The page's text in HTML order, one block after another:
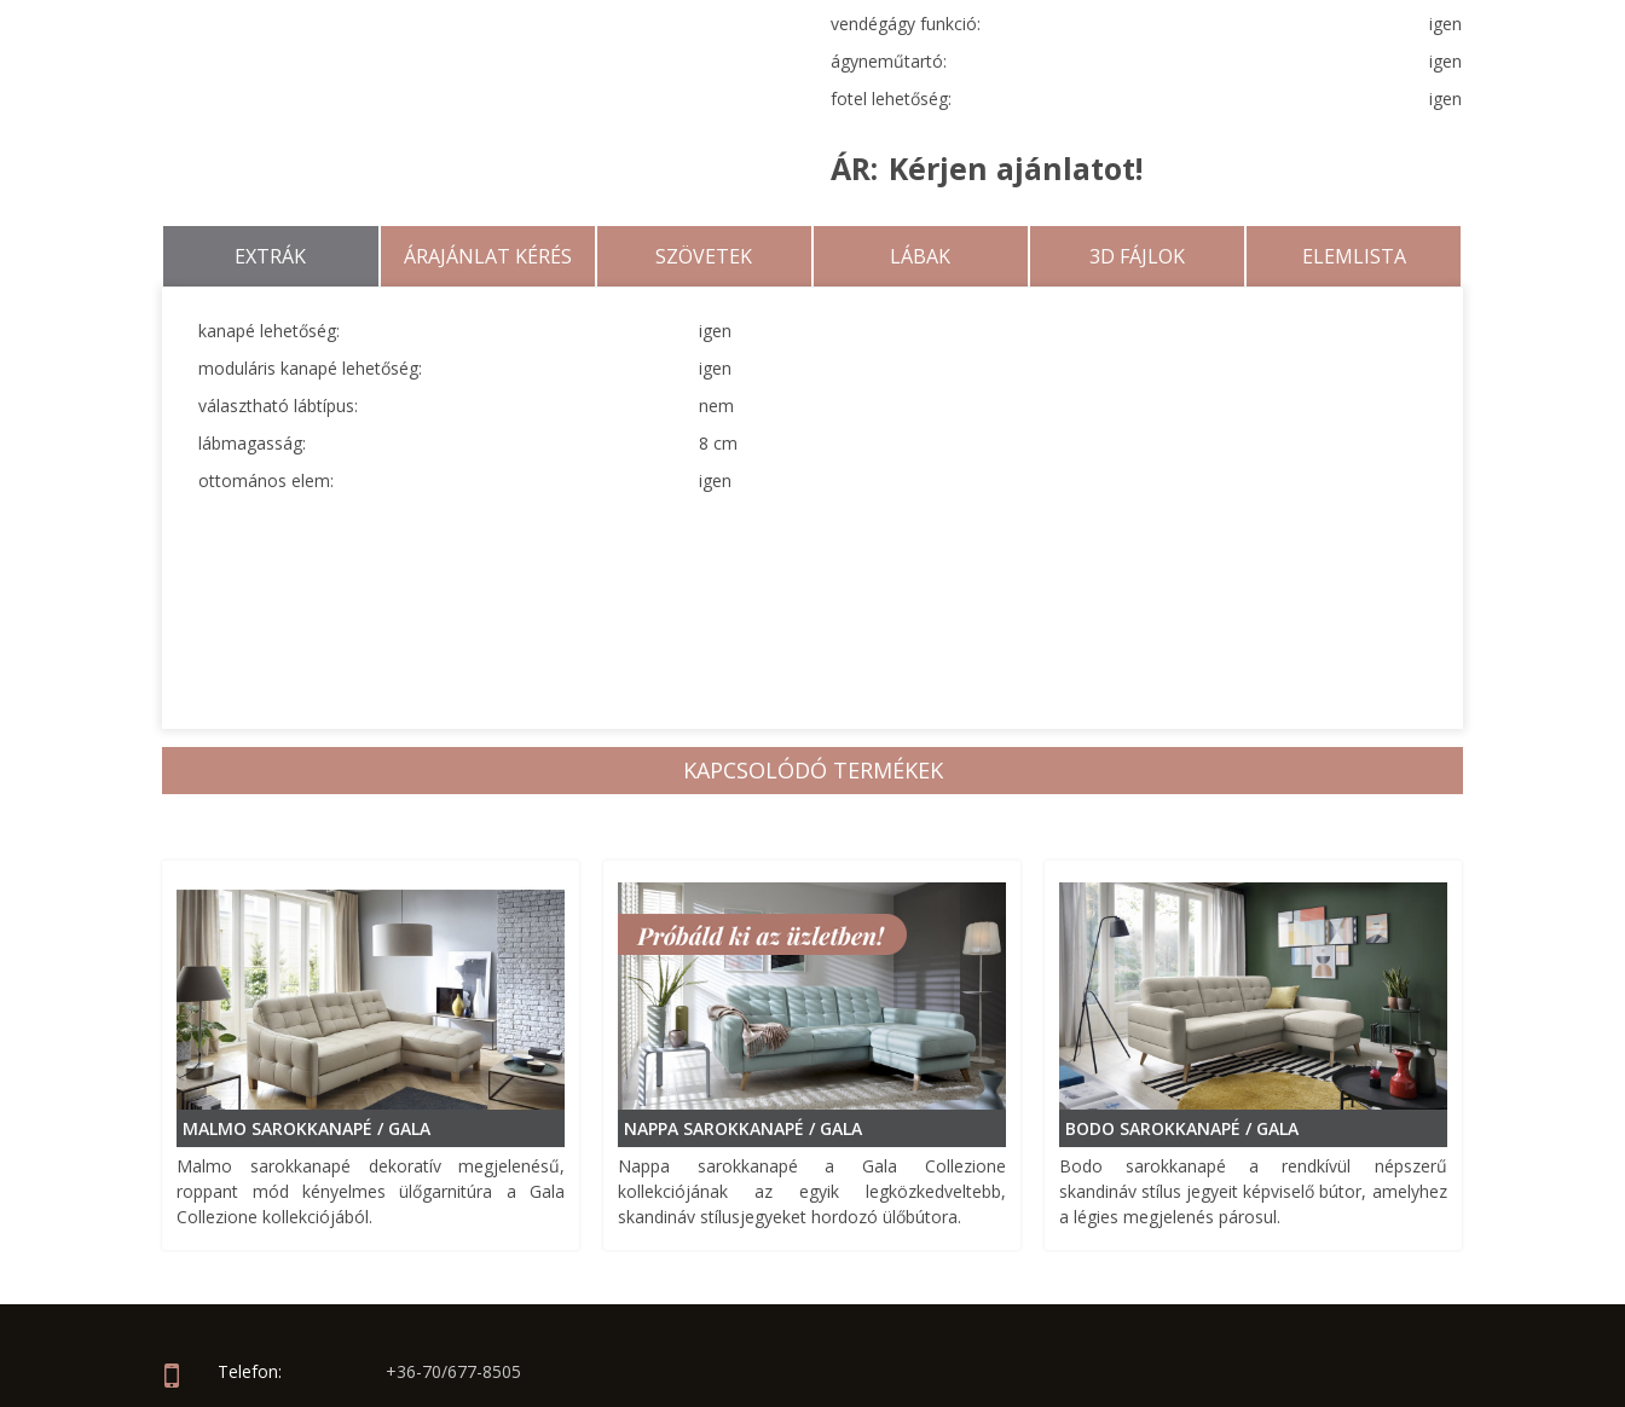
vendégágy funkció:
igen
ágyneműtartó:
igen
fotel lehetőség:
igen
ÁR: Kérjen ajánlatot!
EXTRÁK ÁRAJÁNLAT KÉRÉS SZÖVETEK LÁBAK 3D FÁJLOK ELEMLISTA
kanapé lehetőség:
igen
moduláris kanapé lehetőség:
igen
választható lábtípus:
nem
lábmagasság:
8 cm
ottomános elem:
igen
KAPCSOLÓDÓ TERMÉKEK
MALMO SAROKKANAPÉ / GALA
Malmo sarokkanapé dekoratív megjelenésű,
roppant mód kényelmes ülőgarnitúra a Gala
Collezione kollekciójából.
NAPPA SAROKKANAPÉ / GALA
Nappa sarokkanapé a Gala Collezione
kollekciójának az egyik legközkedveltebb,
skandináv stílusjegyeket hordozó ülőbútora.
BODO SAROKKANAPÉ / GALA
Bodo sarokkanapé a rendkívül népszerű
skandináv stílus jegyeit képviselő bútor, amelyhez
a légies megjelenés párosul.
Telefon: +36-70/677-8505